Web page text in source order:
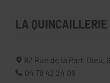
LA
82 Rue de la Part-Dieu,
04 78 42 24 08